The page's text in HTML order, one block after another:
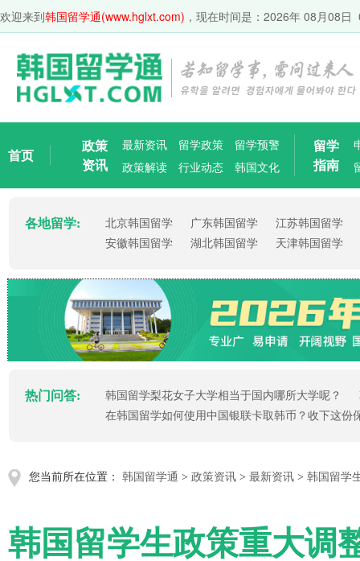
欢迎来到韩国留学通(www.hglxt.com) ，现在时间是： 2026年 08月08日
首页
政策
资讯
最新资讯 留学政策
留学预警
政策解读
行业动态 韩国文化
留学
指南
各地留学: 北京韩国留学 广东韩国留学
江苏韩国留学
安徽韩国留学
湖北韩国留学 天津韩国留学
热门问答: 韩国留学梨花女子大学相当于国内哪所大学呢？
在韩国留学如何使用中国银联卡取韩币？收下这份
您当前所在位置： 韩国留学通 > 政策资讯 > 最新资讯 > 韩国留学
韩国留学生政策重大调